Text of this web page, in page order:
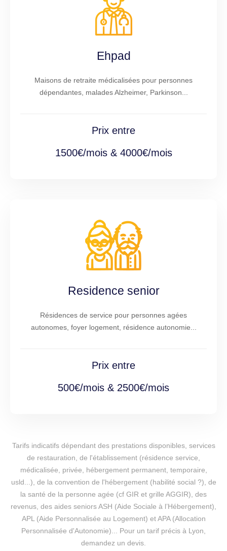
Ehpad
Maisons de retraite médicalisées pour personnes
dépendantes, malades Alzheimer, Parkinson...
Prix entre
1500€/mois & 4000€/mois
Residence senior
Résidences de service pour personnes agées
autonomes, foyer logement, résidence autonomie...
Prix entre
500€/mois & 2500€/mois
Tarifs indicatifs dépendant des prestations disponibles, services
de restauration, de l'établissement (résidence service,
médicalisée, privée, hébergement permanent, temporaire,
usld...), de la convention de l'hébergement (habilité social ?), de
la santé de la personne agée (cf GIR et grille AGGIR), des
revenus, des aides seniors ASH (Aide Sociale à l’Hébergement),
APL (Aide Personnalisée au Logement) et APA (Allocation
Personnalisée d'Autonomie)... Pour un tarif précis à Lyon,
demandez un devis.